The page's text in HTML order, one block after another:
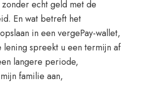
echt geld met de
En wat betreft het
in een vergePay-wallet,
spreekt u een termijn af
langere periode,
familie aan,